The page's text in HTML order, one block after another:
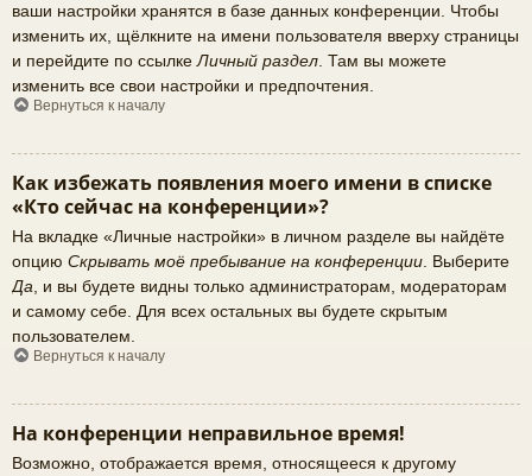
ваши настройки хранятся в базе данных конференции. Чтобы
изменить их, щёлкните на имени пользователя вверху страницы
и перейдите по ссылкеЛичный раздел. Там вы можете
изменить все свои настройки и предпочтения.
Вернуться к началу
Как избежать появления моего имени в списке
«Кто сейчас на конференции»?
На вкладке «Личные настройки» в личном разделе вы найдёте
опцию Скрывать моё пребывание на конференции. Выберите
Да, и вы будете видны только администраторам, модераторам
и самому себе. Для всех остальных вы будете скрытым
пользователем.
Вернуться к началу
На конференции неправильное время!
Возможно, отображается время, относящееся к другому